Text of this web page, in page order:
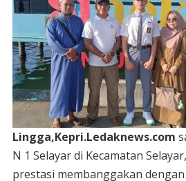
Lingga,Kepri.Ledaknews.com
N 1 Selayar di Kecamatan
prestasi membanggakan